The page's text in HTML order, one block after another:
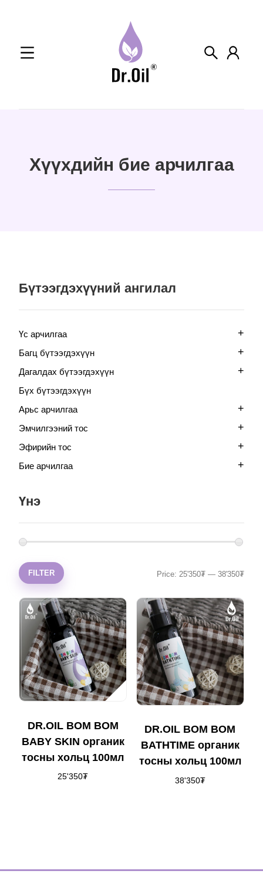
Хүүхдийн бие арчилгаа
Бүтээгдэхүүний ангилал
Үс арчилгаа +
Багц бүтээгдэхүүн +
Дагалдах бүтээгдэхүүн +
Бүх бүтээгдэхүүн
Арьс арчилгаа
+
Эмчилгээний тос +
Эфирийн тос +
Бие арчилгаа +
Үнэ
FILTER Price: 25'350₮ — 38'350₮
DR.OIL BOM BOM
BABY SKIN органик
тосны хольц 100мл
25'350₮
DR.OIL BOM BOM
BATHTIME органик
тосны хольц 100мл
38'350₮